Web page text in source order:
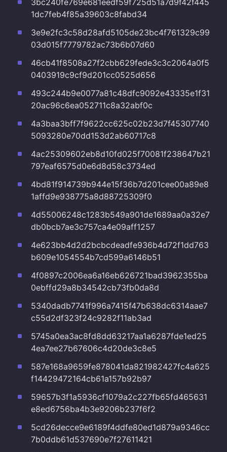
3bc240fe769e681eedf59f725d51a7d9f42f445
1dc7feb4f85a39603c8fabd34
3e9e2fc3c58d28afd5105de23bc4f761329c99
03d015f7779782ac73b6b07d60
46cb41f8508a27f2cbb629fede3c3c2064a0f5
0403919c9cf9d201cc0525d656
493c244b9e0077a81c48dfc9092e43335e1f31
20ac96c6ea052711c8a32abf0c
4a3baa3bff7f9622cc625c02b23d7f45307740
5093280e70dd153d2ab60717c8
4ac25309602eb8d10fd025f70081f238647b21
797eaf6575d0e6d8d58c3734ed
4bd81f914739b944e15f36b7d201cee00a89e8
1affd9e938775a8d88725309f0
4d55006248c1283b549a901de1689aa0a32e7
db0bcb7ae3c757ca4e09aff1257
4e623bb4d2d2bcbcdeadfe936b4d72f1dd763
b609e1054554b7cd599a6146b51
4f0897c2006ea6a16eb626721bad3962355ba
0ebffd29a8b34542cb73fb0da8d
5340dadb7741f996a7415f47b638dc6314aae7
c55d2df323f24c9282f11ab3ad
5745a0ea3ac8fd8dd63217aa1a6287fde1ed25
4ea7ee27b67606c4d20de3c8e5
587e168a9659fe878041da821982427fc4a625
f14429472164cb61a157b92b97
59657b3f1a5936cf1079a2c227fb65fd465631
e8ed6756ba4b3e9206b237f6f2
5cd26decce9e6189f4ddfe80ed1d879a9346cc
7b0ddb61d537690e7f27611421